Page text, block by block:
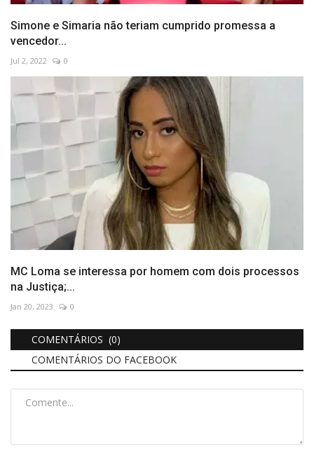
Simone e Simaria não teriam cumprido promessa a
vencedor...
Jul 2, 2022 0
MC Loma se interessa por homem com dois processos
na Justiça;...
Jan 20, 2023 0
COMENTÁRIOS (0)
COMENTÁRIOS DO FACEBOOK